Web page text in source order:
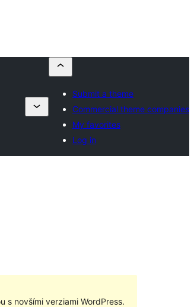
Submit a theme
Commercial theme companies
My favorites
Log in
novšími verziami WordPress.